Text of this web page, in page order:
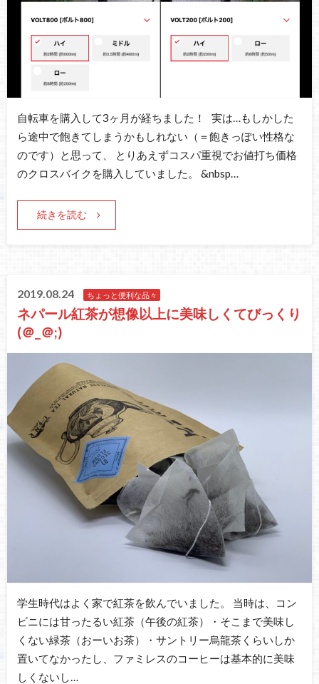
自転車を購入して3ヶ月が経ちました！ 実は…もしかした
ら途中で飽きてしまうかもしれない（＝飽きっぽい性格な
のです）と思って、 とりあえずコスパ重視でお値打ち価格
のクロスバイクを購入していました。 &nbsp…
続きを読む
2019.08.24 ちょっと便利な品々
ネパール紅茶が想像以上に美味しくてびっくり
(＠_＠;)
学生時代はよく家で紅茶を飲んでいました。 当時は、コン
ビニには甘ったるい紅茶（午後の紅茶）・そこまで美味し
くない緑茶（おーいお茶）・サントリー烏龍茶くらいしか
置いてなかったし、ファミレスのコーヒーは基本的に美味
しくないし…